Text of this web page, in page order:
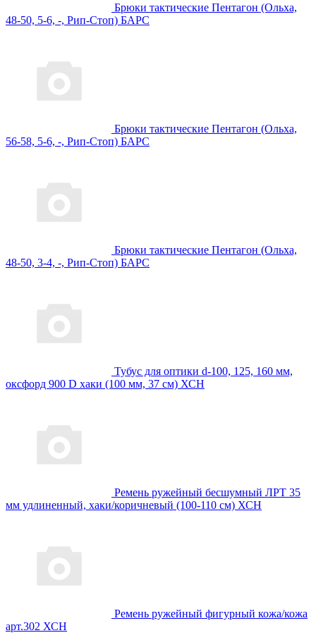
Брюки тактические Пентагон (Ольха,
48-50, 5-6, -, Рип-Стоп) БАРС
Брюки тактические Пентагон (Ольха,
56-58, 5-6, -, Рип-Стоп) БАРС
Брюки тактические Пентагон (Ольха,
48-50, 3-4, -, Рип-Стоп) БАРС
Тубус для оптики d-100, 125, 160 мм,
оксфорд 900 D хаки (100 мм, 37 см) ХСН
Ремень ружейный бесшумный ЛРТ 35
мм удлиненный, хаки/коричневый (100-110 см) ХСН
Ремень ружейный фигурный кожа/кожа
арт.302 ХСН